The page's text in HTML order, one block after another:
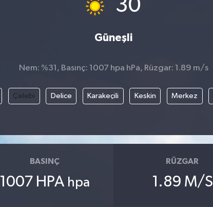
30
Güneşli
Nem: %31, Basınç: 1007 hpa hPa, Rüzgar: 1.89 m/s
Çelebi Delice Karakeçili Keskin Merkez
BASINÇ
1007 HPA hpa
RÜZGAR
1.89 M/S